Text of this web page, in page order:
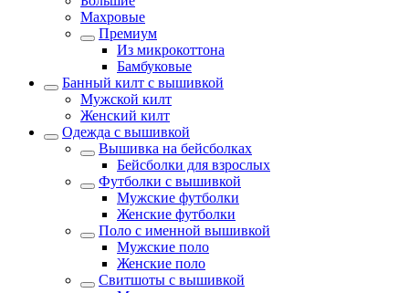
Махровые
Премиум
Из микрокоттона
Бамбуковые
Банный килт с вышивкой
Мужской килт
Женский килт
Одежда с вышивкой
Вышивка на бейсболках
Бейсболки для взрослых
Футболки с вышивкой
Мужские футболки
Женские футболки
Поло с именной вышивкой
Мужские поло
Женские поло
Свитшоты с вышивкой